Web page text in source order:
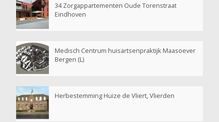
34 Zorgappartementen Oude Torenstraat
Eindhoven
Medisch Centrum huisartsenpraktijk Maasoever
Bergen (L)
Herbestemming Huize de Vliert, Vlierden